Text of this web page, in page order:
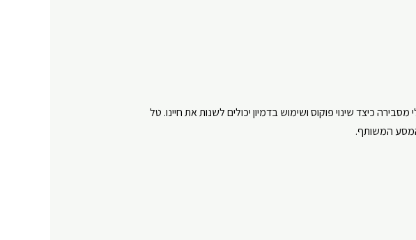
כיצד שינוי פוקוס ושימוש בדמיון יכולים לשנות את חיינו. טל